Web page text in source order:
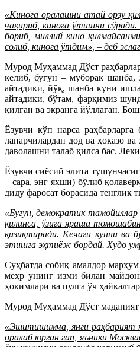
«Кинога оралашни атай орзу
чақириб, кинога ўтишни
бориб, миллий кино
солиб, кинога ўтдим», – деб
Мурод Муҳаммад Дўст
келиб, бугун – муборак шанба,
айтадики, йўқ, шанба куни
айтадики, бўтам, фарқимиз
қилган ва экранга йўллаган.
Ёзувчи кўп нарса
лапарчилардан дод ва ҳоказо
даволашни талаб қилса бас.
Ёзувчи сиёсий элита
– cара, энг яхши) бўлиб
диду фаросат борасида тенглик
«Бугун, демократик
қилинса, ўзига яраша
қизиқтиради. Кечаги кунни ва
этишга эҳтиёж бордай. Худо
Суҳбатда собиқ амалдор
меҳр унинг изми билан
ҳокимлари ва пулга ўч
Мурод Муҳаммад Дўст маданият
«Эшитишимча, янги раҳбарият
оралаб юрган гап, яъники